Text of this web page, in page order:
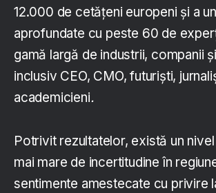
12.000 de cetățeni europeni și a
aprofundate cu peste 60 de
gamă largă de industrii, companii
inclusiv CEO, CMO, futuriști,
academicieni.
Potrivit rezultatelor, există un
mai mare de incertitudine în
sentimente amestecate cu privire